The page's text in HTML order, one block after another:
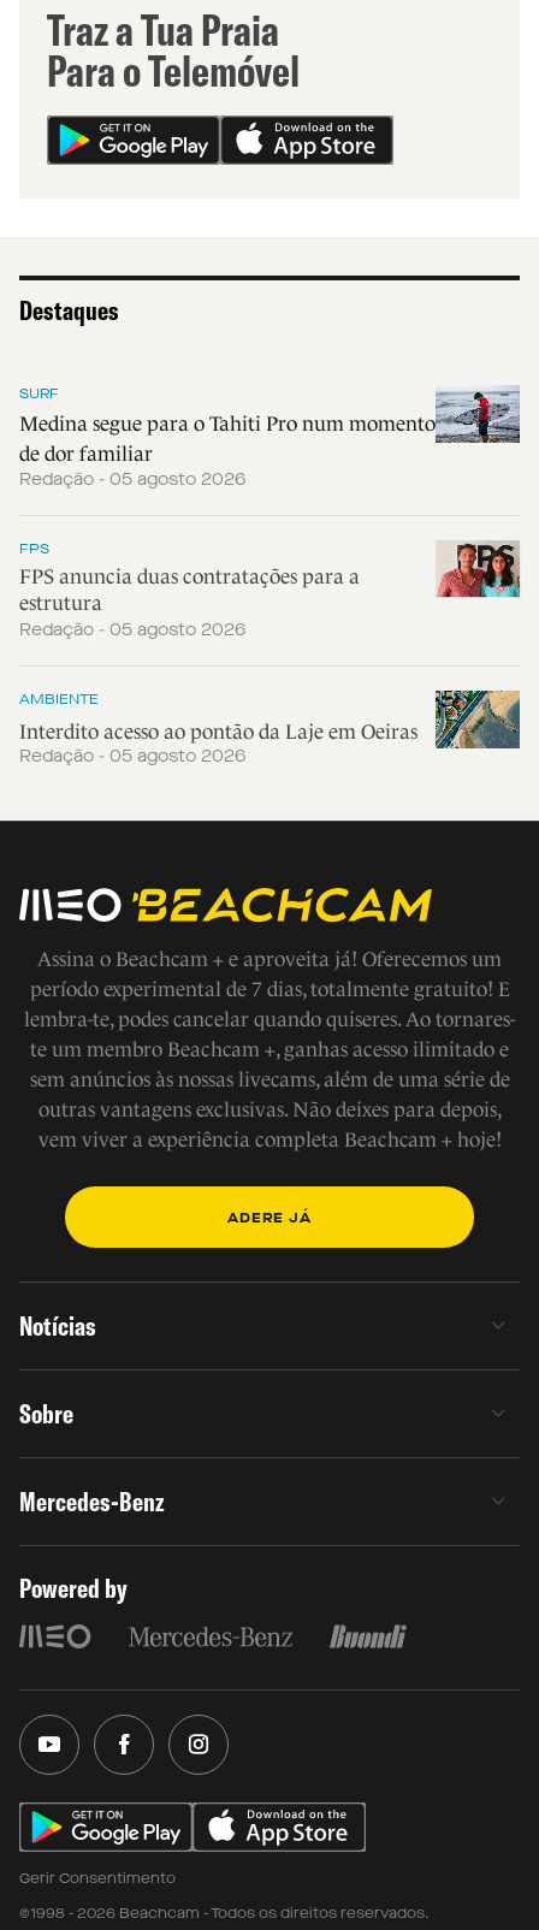
Traz a Tua Praia
Para o Telemóvel
Destaques
SURF
Medina segue para o Tahiti Pro num momento
de dor familiar
Redação - 05 agosto 2026
FPS
FPS anuncia duas contratações para a
estrutura
Redação - 05 agosto 2026
AMBIENTE
Interdito acesso ao pontão da Laje em Oeiras
Redação - 05 agosto 2026
Assina o Beachcam + e aproveita já! Oferecemos um
período experimental de 7 dias, totalmente gratuito! E
lembra-te, podes cancelar quando quiseres. Ao tornares-
te um membro Beachcam +, ganhas acesso ilimitado e
sem anúncios às nossas livecams, além de uma série de
outras vantagens exclusivas. Não deixes para depois,
vem viver a experiência completa Beachcam + hoje!
ADERE JÁ
Notícias
Sobre
Mercedes-Benz
Powered by
Gerir Consentimento
©1998 - 2026 Beachcam - Todos os direitos reservados.